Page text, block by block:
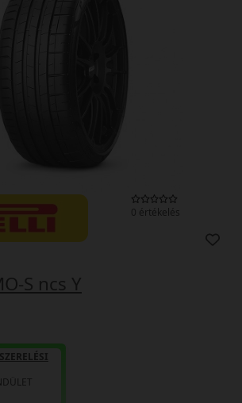
0 értékelés
S ncs Y